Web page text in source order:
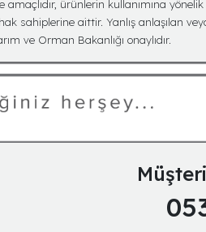
ürünlerin kullanımına
aittir. Yanlış anlaşılan
ve Orman Bakanlığı onaylıdır.